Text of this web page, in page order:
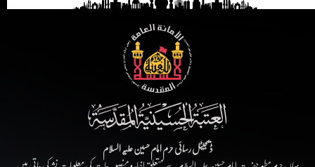
ڈیجیٹل رسائی حرم امام حسین علیہ السلام